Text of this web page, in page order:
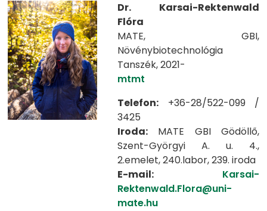
Dr. Karsai-Rektenwald
Flóra
MATE, GBI,
Növénybiotechnológia
Tanszék, 2021-
mtmt
Telefon: +36-28/522-099 /
3425
Iroda: MATE GBI Gödöllő,
Szent-Györgyi A. u. 4.,
2.emelet, 240.labor, 239. iroda
E-mail:
Karsai-
Rektenwald.Flora@uni-
mate.hu